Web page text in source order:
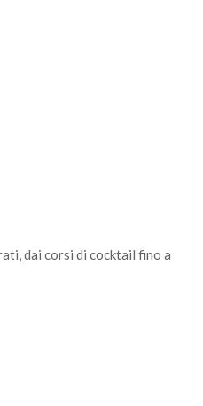
dai corsi di cocktail fino a